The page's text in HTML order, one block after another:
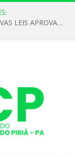
DECLARAMOS QUE NÃO HOUVERAM NOVAS LEIS APROVADAS ATÉ O MOMENTO PARA O INSTITUTO DE PREVIDÊNCIA NO ANO DE 2026